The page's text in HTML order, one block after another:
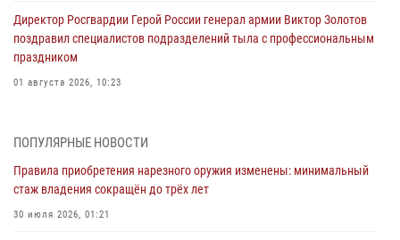
Директор Росгвардии Герой России генерал армии Виктор Золотов
поздравил специалистов подразделений тыла с профессиональным
праздником
01 августа 2026, 10:23
Российской Федерации
В Росгвардии вспоминают российских воинов, погибших в Первой
мировой войне 1914-1918 годов
ПОПУЛЯРНЫЕ НОВОСТИ
Правила приобретения нарезного оружия изменены: минимальный
стаж владения сокращён до трёх лет
30 июля 2026, 01:21